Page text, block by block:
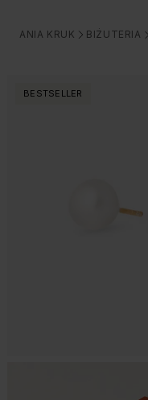
ANIA KRUK
>
BIŻUTERIA
>
BESTSELLER